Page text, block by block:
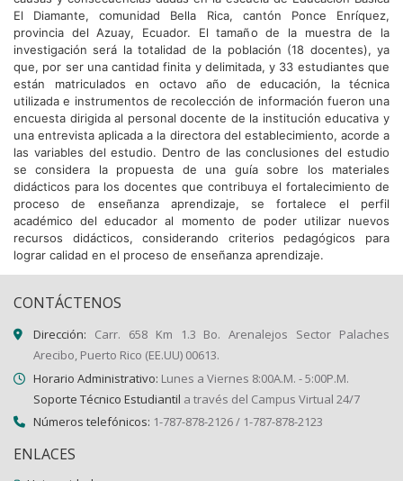
El Diamante, comunidad Bella Rica, cantón Ponce Enríquez,
provincia del Azuay, Ecuador. El tamaño de la muestra de la
investigación será la totalidad de la población (18 docentes), ya
que, por ser una cantidad finita y delimitada, y 33 estudiantes que
están matriculados en octavo año de educación, la técnica
utilizada e instrumentos de recolección de información fueron una
encuesta dirigida al personal docente de la institución educativa y
una entrevista aplicada a la directora del establecimiento, acorde a
las variables del estudio. Dentro de las conclusiones del estudio
se considera la propuesta de una guía sobre los materiales
didácticos para los docentes que contribuya el fortalecimiento de
proceso de enseñanza aprendizaje, se fortalece el perfil
académico del educador al momento de poder utilizar nuevos
recursos didácticos, considerando criterios pedagógicos para
lograr calidad en el proceso de enseñanza aprendizaje.
CONTÁCTENOS
Dirección: Carr. 658 Km 1.3 Bo. Arenalejos Sector Palaches
Arecibo, Puerto Rico (EE.UU) 00613.
Horario Administrativo: Lunes a Viernes 8:00A.M. - 5:00P.M.
Soporte Técnico Estudiantil a través del Campus Virtual 24/7
Números telefónicos: 1-787-878-2126 / 1-787-878-2123
ENLACES